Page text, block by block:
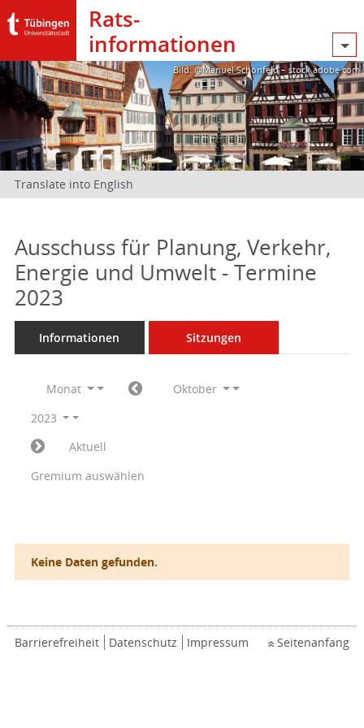
Rats­
informationen
Bild: @Manuel Schönfeld – stock.adobe.com
Translate into English
Ausschuss für Planung, Verkehr,
Energie und Umwelt - Termine
2023
Informationen Sitzungen
Monat
Oktober
2023
Aktuell
Gremium auswählen
Keine Daten gefunden.
Barrierefreiheit Datenschutz Impressum Seitenanfang